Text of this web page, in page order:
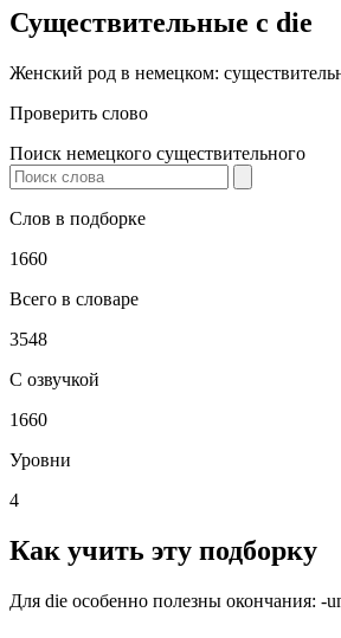
Существительные с die
Женский род в немецком:
Проверить слово
Поиск немецкого существительного
Слов в подборке
1660
Всего в словаре
3548
С озвучкой
1660
Уровни
4
Как учить эту подборку
Для die особенно полезны окончания: -